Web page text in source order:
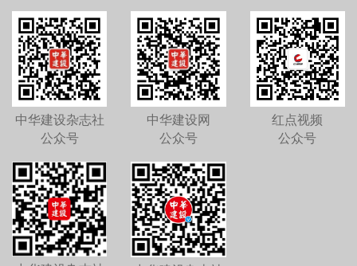
中华建设杂志社
公众号
中华建设网
公众号
红点视频
公众号